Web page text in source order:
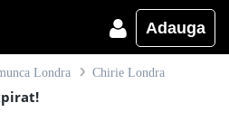
Adauga
Londra Chirie Londra